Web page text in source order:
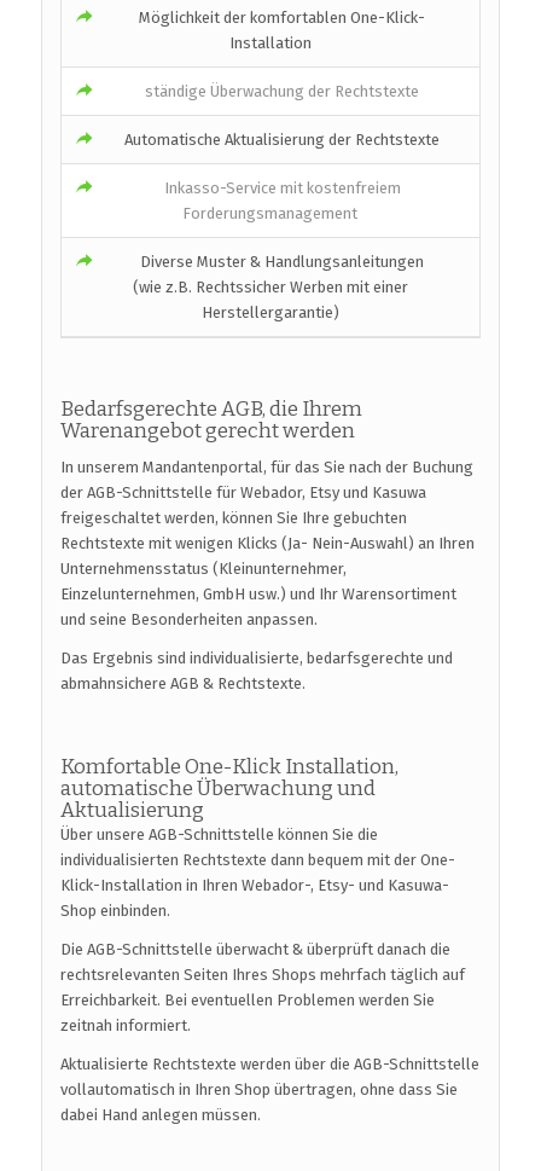
Möglichkeit der komfortablen One-Klick-
Installation
ständige Überwachung der Rechtstexte
Automatische Aktualisierung der Rechtstexte
Inkasso-Service mit kostenfreiem
Forderungsmanagement
Diverse Muster & Handlungsanleitungen
(wie z.B. Rechtssicher Werben mit einer
Herstellergarantie)
Bedarfsgerechte AGB, die Ihrem
Warenangebot gerecht werden
In unserem Mandantenportal, für das Sie nach der Buchung
der AGB-Schnittstelle für Webador, Etsy und Kasuwa
freigeschaltet werden, können Sie Ihre gebuchten
Rechtstexte mit wenigen Klicks (Ja- Nein-Auswahl) an Ihren
Unternehmensstatus (Kleinunternehmer,
Einzelunternehmen, GmbH usw.) und Ihr Warensortiment
und seine Besonderheiten anpassen.
Das Ergebnis sind individualisierte, bedarfsgerechte und
abmahnsichere AGB & Rechtstexte.
Komfortable One-Klick Installation,
automatische Überwachung und
Aktualisierung
Über unsere AGB-Schnittstelle können Sie die
individualisierten Rechtstexte dann bequem mit der One-
Klick-Installation in Ihren Webador-, Etsy- und Kasuwa-
Shop einbinden.
Die AGB-Schnittstelle überwacht & überprüft danach die
rechtsrelevanten Seiten Ihres Shops mehrfach täglich auf
Erreichbarkeit. Bei eventuellen Problemen werden Sie
zeitnah informiert.
Aktualisierte Rechtstexte werden über die AGB-Schnittstelle
vollautomatisch in Ihren Shop übertragen, ohne dass Sie
dabei Hand anlegen müssen.